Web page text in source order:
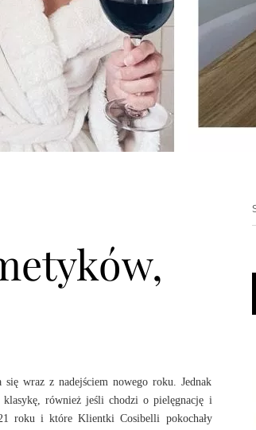
wraz z nadejściem nowego roku. Jednak
klasykę, również jeśli chodzi o pielęgnację i
roku i które Klientki Cosibelli pokochały